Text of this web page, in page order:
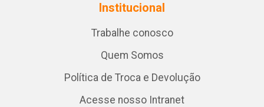
Institucional
Trabalhe conosco
Quem Somos
Política de Troca e Devolução
Acesse nosso Intranet